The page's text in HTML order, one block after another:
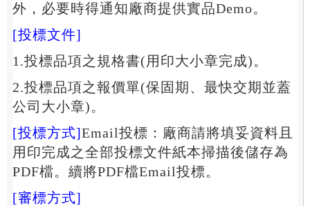
外，必要時得通知廠商提供實品Demo。
[投標文件]
1.投標品項之規格書(用印大小章完成)。
2.投標品項之報價單(保固期、最快交期並蓋
公司大小章)。
[投標方式]Email投標：廠商請將填妥資料且
用印完成之全部投標文件紙本掃描後儲存為
PDF檔。續將PDF檔Email投標。
[審標方式]